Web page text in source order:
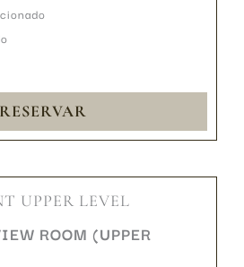
RESERVAR
ROOM (UPPER